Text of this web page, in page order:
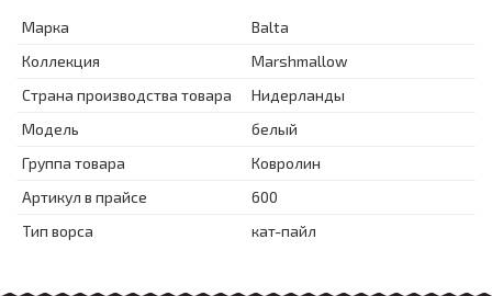
Марка
Balta
Коллекция
Marshmallow
Страна производства товара
Нидерланды
Модель
белый
Группа товара
Ковролин
Артикул в прайсе
600
Тип ворса
кат-пайл